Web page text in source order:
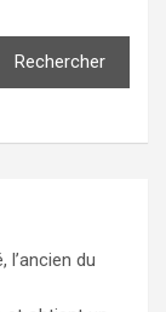
Rechercher
l’ancien du